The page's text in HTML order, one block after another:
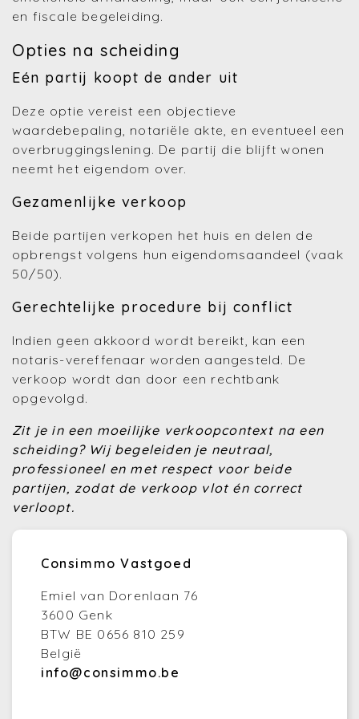
en fiscale begeleiding.
Opties na scheiding
Eén partij koopt de ander uit
Deze optie vereist een objectieve
waardebepaling, notariële akte, en eventueel een
overbruggingslening. De partij die blijft wonen
neemt het eigendom over.
Gezamenlijke verkoop
Beide partijen verkopen het huis en delen de
opbrengst volgens hun eigendomsaandeel (vaak
50/50).
Gerechtelijke procedure bij conflict
Indien geen akkoord wordt bereikt, kan een
notaris-vereffenaar worden aangesteld. De
verkoop wordt dan door een rechtbank
opgevolgd.
Zit je in een moeilijke verkoopcontext na een
scheiding? Wij begeleiden je neutraal,
professioneel en met respect voor beide
partijen, zodat de verkoop vlot én correct
verloopt.
Consimmo Vastgoed
Emiel van Dorenlaan 76
3600 Genk
BTW BE 0656 810 259
België
info@consimmo.be